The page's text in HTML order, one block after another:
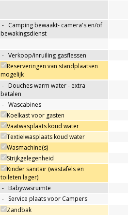
- Camping bewaakt- camera's en/of
bewakingsdienst
- Verkoop/inruiling gasflessen
Reserveringen van standplaatsen
mogelijk
- Douches warm water - extra
betalen
- Wascabines
Koelkast voor gasten
Vaatwasplaats koud water
Textielwasplaats koud water
Wasmachine(s)
Strijkgelegenheid
Kinder sanitair (wastafels en
toileten lager)
- Babywasruimte
- Service plaats voor Campers
Zandbak